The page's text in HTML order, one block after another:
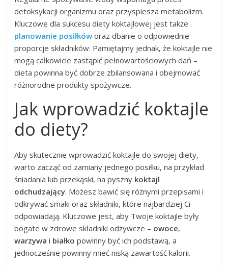
detoksykacji organizmu oraz przyspiesza metabolizm.
Kluczowe dla sukcesu diety koktajlowej jest także
planowanie posiłków oraz dbanie o odpowiednie
proporcje składników. Pamiętajmy jednak, że koktajle nie
mogą całkowicie zastąpić pełnowartościowych dań –
dieta powinna być dobrze zbilansowana i obejmować
różnorodne produkty spożywcze.
Jak wprowadzić koktajle
do diety?
Aby skutecznie wprowadzić koktajle do swojej diety,
warto zacząć od zamiany jednego posiłku, na przykład
śniadania lub przekąski, na pyszny koktajl
odchudzający. Możesz bawić się różnymi przepisami i
odkrywać smaki oraz składniki, które najbardziej Ci
odpowiadają. Kluczowe jest, aby Twoje koktajle były
bogate w zdrowe składniki odżywcze – owoce,
warzywa i białko powinny być ich podstawą, a
jednocześnie powinny mieć niską zawartość kalorii.